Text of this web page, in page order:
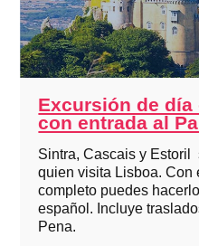
Excursión de
con entrada al
Sintra, Cascais y Estoril
quien visita Lisboa. Con
completo puedes
español. Incluye
Pena.